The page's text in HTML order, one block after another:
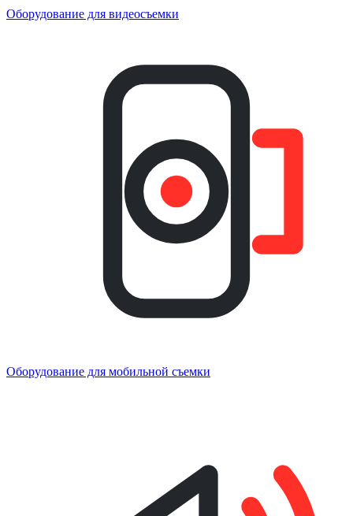
Оборудование для видеосъемки
Оборудование для мобильной съемки